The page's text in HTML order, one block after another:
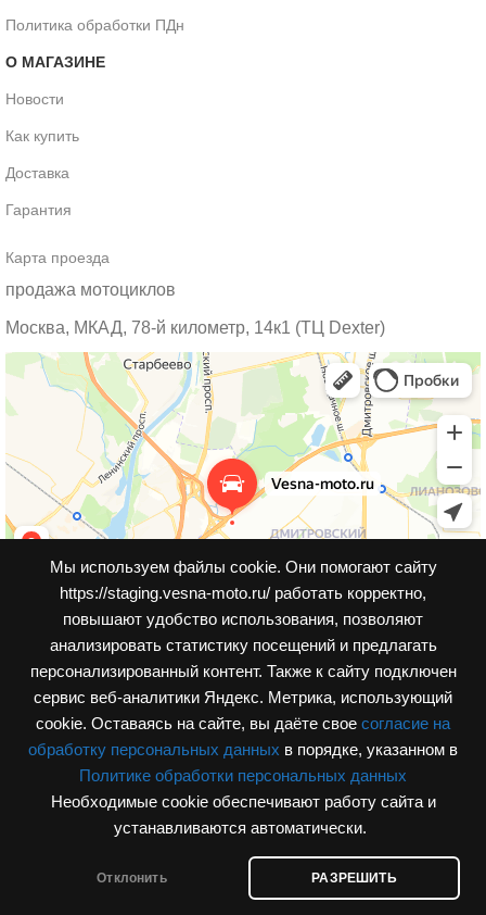
Мы используем файлы cookie. Они помогают сайту
https://staging.vesna-moto.ru/ работать корректно,
повышают удобство использования, позволяют
анализировать статистику посещений и предлагать
персонализированный контент. Также к cайту подключен
сервис веб-аналитики Яндекс. Метрика, использующий
cookie. Оставаясь на сайте, вы даёте свое согласие на
обработку персональных данных в порядке, указанном в
Политике обработки персональных данных
Необходимые cookie обеспечивают работу сайта и
устанавливаются автоматически.
Отклонить РАЗРЕШИТЬ
Политика обработки ПДн
О МАГАЗИНЕ
Новости
Как купить
Доставка
Гарантия
Карта проезда
продажа мотоциклов
Москва, МКАД, 78-й километр, 14к1 (ТЦ Dexter)
Разработка сайта